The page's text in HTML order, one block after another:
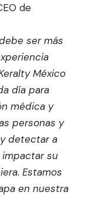
de
ser más
México
día para
médica y
personas y
detectar a
su
Estamos
en nuestra